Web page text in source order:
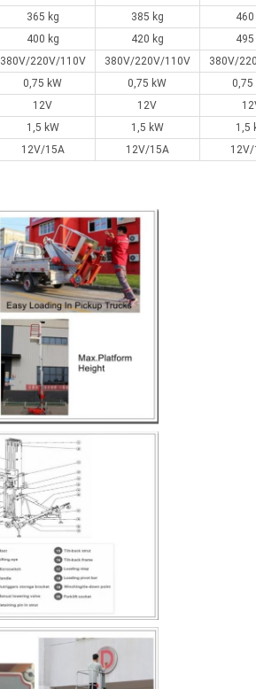
365 kg 385 kg
400 kg 420 kg
380V/220V/110V 380V/220V/110V
380V/
0,75 kW 0,75 kW
0,75
12V 12V
1,5 kW 1,5 kW
1,5
12V/15A 12V/15A